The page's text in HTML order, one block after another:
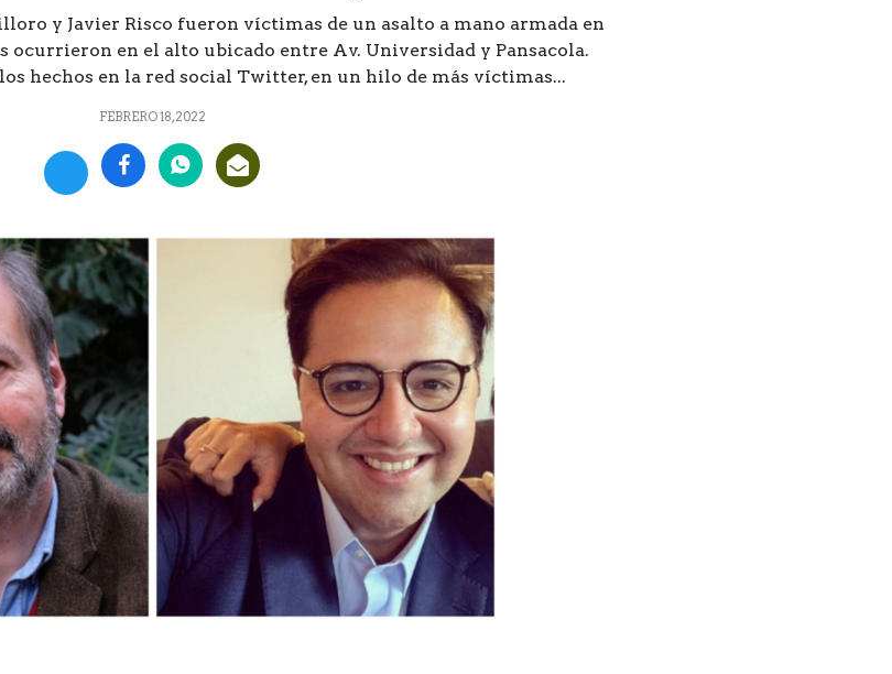
y Javier Risco fueron víctimas de un asalto a mano armada en
ocurrieron en el alto ubicado entre Av. Universidad y Pansacola.
hechos en la red social Twitter, en un hilo de más víctimas...
FEBRERO 18, 2022